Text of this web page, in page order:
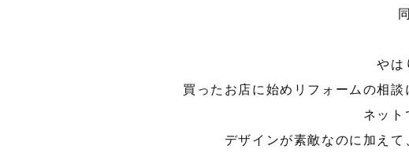
やは
買ったお店に始めリフォームの相
ネット
デザインが素敵なのに加え